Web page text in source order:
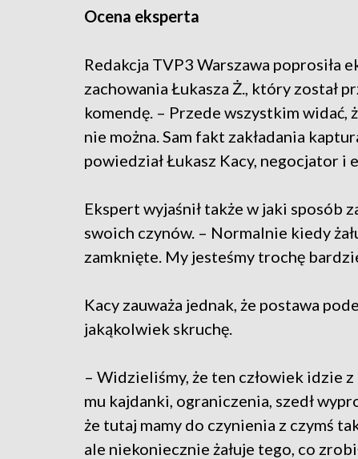
Ocena eksperta
Redakcja TVP3 Warszawa poprosiła
zachowania Łukasza Ż., który został
komendę. – Przede wszystkim
nie można. Sam fakt zakładania
powiedział Łukasz Kacy, negocjator i
Ekspert wyjaśnił także w jaki sposób
swoich czynów. – Normalnie kiedy
zamknięte. My jesteśmy trochę
Kacy zauważa jednak, że postawa
jakąkolwiek skruchę.
– Widzieliśmy, że ten człowiek idzie
mu kajdanki, ograniczenia, szedł
że tutaj mamy do czynienia z czymś
ale niekoniecznie żałuje tego, co